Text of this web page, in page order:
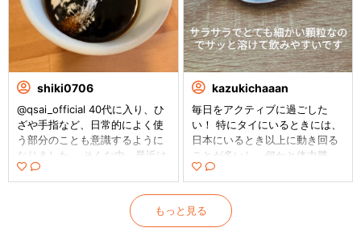
をしっかり維持して、 運動会で
走ったり、公園で一緒に遊んだ
り… 「まだ大丈夫」ではなく、
“今からコツコツ”がわたしの健
康習慣です🌿 未来の自分のため
に、無理なく続けていきたいな
┈ N-アセチルグルコサミンZ
【機能性表示食品】 ┈┈┈┈┈
┈┈┈┈┈┈┈┈┈ #PR #
キューサイ株式会社 #Nアセチ
粒みたいな感じで、スプーンや
トレーに出しても舞い上がりに
くいのが印象的◎ ほんのり甘み
があって飲みやすく、さっと溶
けるから、朝食のコーヒーに混
ぜても味を邪魔しにくいところ
目安で量が少なめなのも続けや
すいポイント🩷 朝うっかり忘れ
た日は、個包装だからそのまま
バッグに入れて目的地に持って
のために、今の暮らしの中で自
然に取り入れられるのが助かる
🥰 これからも、自分のペースで
shiki0706
@qsai_official 40代に入り、ひ
ざや手指など、日常的によく使
う部分のことも意識するように
なりました。 そんな中、最近は
夫婦で N-アセチルグルコサミン
Z を取り入れています。 朝の
コーヒーを淹れるタイミング
で、スプーンに出した粉末を
kazukichaaan
毎日をアクティブに過ごした
い！ 特にタイにいるときには、
日本にいるとき以上に動き回る
ことが多いし、何かと体力勝
負。 そこで今回飲み始めたの
が、機能性表示食品のN-アセチ
ルグルコサミンZ 軟骨成分であ
るN-アセチルグルコサミンは、
もっと見る